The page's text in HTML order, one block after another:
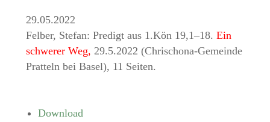
29.05.2022
Felber, Stefan: Predigt aus 1.Kön 19,1–18. Ein
schwerer Weg, 29.5.2022 (Chrischona-Gemeinde
Pratteln bei Basel), 11 Seiten.
Download